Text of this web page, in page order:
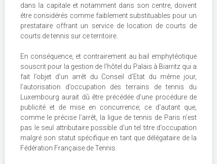
dans la capitale et notamment dans son centre, doivent
être considérés comme faiblement substituables pour un
prestataire offrant un service de location de courts de
courts de tennis sur ce territoire.
En conséquence, et contrairement au bail emphytéotique
souscrit pour la gestion de l’hôtel du Palais à Biarritz qui a
fait l’objet d’un arrêt du Conseil d’Etat du même jour,
l’autorisation d’occupation des terrains de tennis du
Luxembourg aurait dû être précédée d’une procédure de
publicité et de mise en concurrence; ce d’autant que,
comme le précise l’arrêt, la ligue de tennis de Paris n’est
pas le seul attributaire possible d’un tel titre d’occupation
malgré son statut spécifique en tant que délégataire de la
Fédération Française de Tennis.